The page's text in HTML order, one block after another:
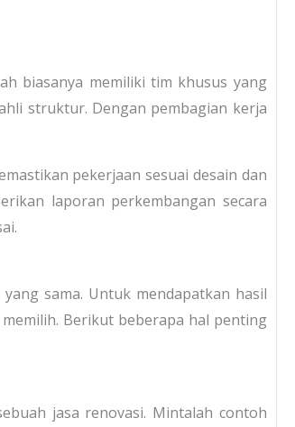
biasanya memiliki tim khusus yang
struktur. Dengan pembagian kerja
pekerjaan sesuai desain dan
laporan perkembangan secara
sama. Untuk mendapatkan hasil
Berikut beberapa hal penting
jasa renovasi. Mintalah contoh